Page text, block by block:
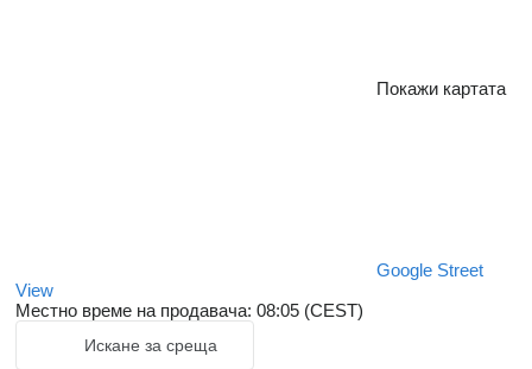
Покажи картата
Google Street
View
Местно време на продавача: 08:05 (CEST)
Искане за среща